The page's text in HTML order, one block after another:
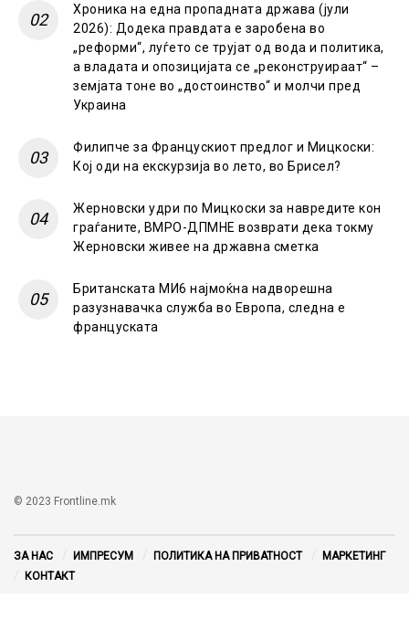
Хроника на една пропадната држава (јули
2026): Додека правдата е заробена во
„реформи“, луѓето се трујат од вода и политика,
а владата и опозицијата се „реконструираат“ –
земјата тоне во „достоинство“ и молчи пред
Украина
Филипче за Францускиот предлог и Мицкоски:
Кој оди на екскурзија во лето, во Брисел?
Жерновски удри по Мицкоски за навредите кон
граѓаните, ВМРО-ДПМНЕ возврати дека токму
Жерновски живее на државна сметка
Британската МИ6 најмоќна надворешна
разузнавачка служба во Европа, следна е
француската
© 2023 Frontline.mk
ЗА НАС ИМПРЕСУМ ПОЛИТИКА НА ПРИВАТНОСТ
МАРКЕТИНГ
КОНТАКТ